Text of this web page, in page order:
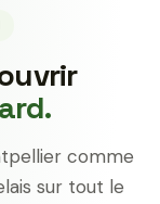
comme
sur tout le